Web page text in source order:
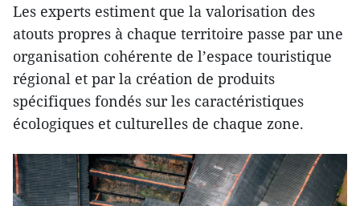
Les experts estiment que la valorisation des
atouts propres à chaque territoire passe par une
organisation cohérente de l’espace touristique
régional et par la création de produits
spécifiques fondés sur les caractéristiques
écologiques et culturelles de chaque zone.